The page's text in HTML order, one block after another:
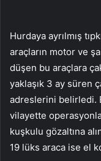
Hurdaya ayrılmış
araçların motor ve
düşen bu araçlara
yaklaşık 3 ay süren
adreslerini belirledi.
vilayette
kuşkulu gözaltına
19 lüks araca ise el